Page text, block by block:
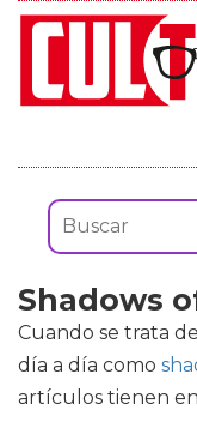
Shadows
Cuando se trata
día a día como
artículos tienen